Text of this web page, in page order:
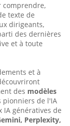
comprendre,
texte de
dirigeants,
des dernières
et à toute
et à
des modèles
pionniers de l'IA
génératives de
Perplexity,